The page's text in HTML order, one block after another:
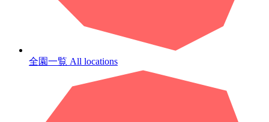
全園一覧 All locations